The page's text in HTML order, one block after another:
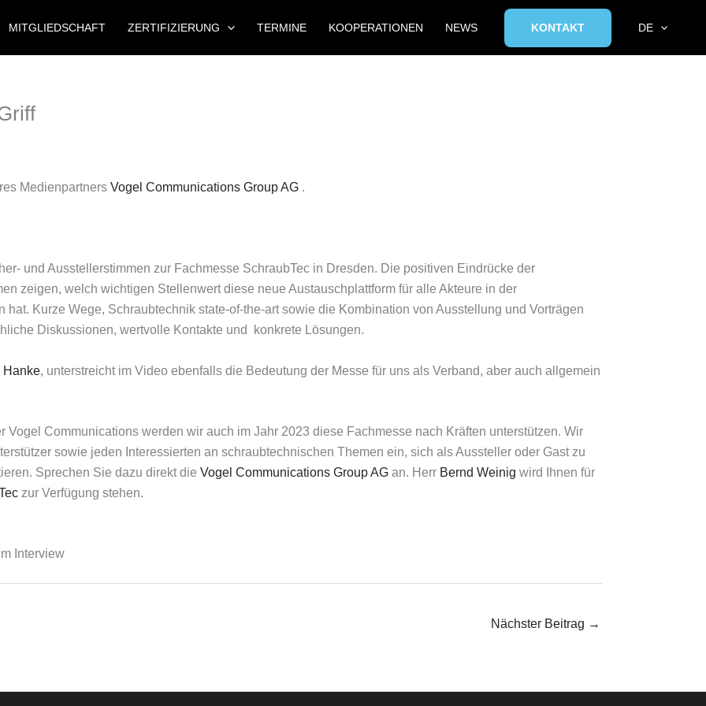
MITGLIEDSCHAFT ZERTIFIZIERUNG TERMINE KOOPERATIONEN NEWS KONTAKT DE
Medienpartners Vogel Communications Group AG .
und Ausstellerstimmen zur Fachmesse SchraubTec in Dresden. Die positiven Eindrücke der
zeigen, welch wichtigen Stellenwert diese neue Austauschplattform für alle Akteure in der
Kurze Wege, Schraubtechnik state-of-the-art sowie die Kombination von Ausstellung und Vorträgen
Diskussionen, wertvolle Kontakte und konkrete Lösungen.
Hanke, unterstreicht im Video ebenfalls die Bedeutung der Messe für uns als Verband, aber auch allgemein
Vogel Communications werden wir auch im Jahr 2023 diese Fachmesse nach Kräften unterstützen. Wir
sowie jeden Interessierten an schraubtechnischen Themen ein, sich als Aussteller oder Gast zu
Sprechen Sie dazu direkt die Vogel Communications Group AG an. Herr Bernd Weinig wird Ihnen für
zur Verfügung stehen.
Interview
Nächster Beitrag →